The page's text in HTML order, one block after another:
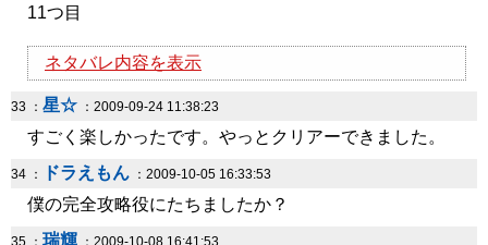
11つ目
ネタバレ内容を表示
33 ： 星☆ ：2009-09-24 11:38:23
すごく楽しかったです。やっとクリアーできました。
34 ： ドラえもん ：2009-10-05 16:33:53
僕の完全攻略役にたちましたか？
35 ： 瑞輝 ：2009-10-08 16:41:53